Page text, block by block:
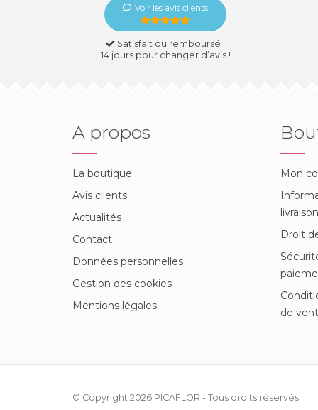
Voir les avis clients
Satisfait ou remboursé :
14 jours pour changer d’avis !
A propos
La boutique
Avis clients
Actualités
Contact
Données personnelles
Gestion des cookies
Mentions légales
Mon
livraison
Droit
de
© Copyright 2026 PICAFLOR - Tous droits réservés.